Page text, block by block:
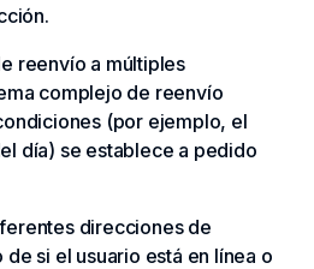
reenvío a múltiples
complejo de reenvío
(por ejemplo, el
día) se establece a pedido
direcciones de
si el usuario está en línea o